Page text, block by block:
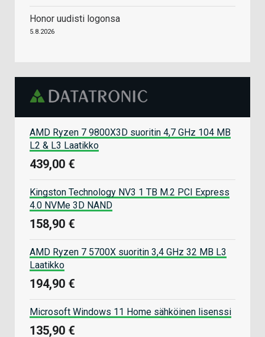
Honor uudisti logonsa
5.8.2026
AMD Ryzen 7 9800X3D suoritin 4,7 GHz 104 MB
L2 & L3 Laatikko
439,00 €
Kingston Technology NV3 1 TB M.2 PCI Express
4.0 NVMe 3D NAND
158,90 €
AMD Ryzen 7 5700X suoritin 3,4 GHz 32 MB L3
Laatikko
194,90 €
Microsoft Windows 11 Home sähköinen lisenssi
135,90 €